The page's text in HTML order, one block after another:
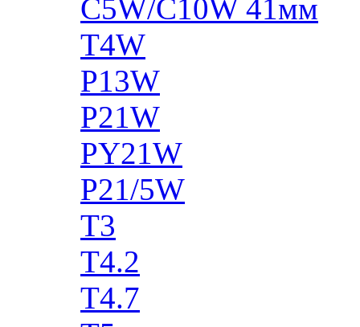
C5W/C10W 41мм
T4W
P13W
P21W
PY21W
P21/5W
T3
T4.2
T4.7